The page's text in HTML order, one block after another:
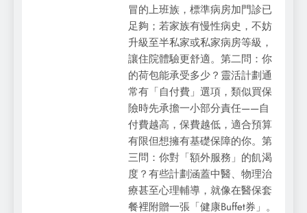
冒的上班族，標準病房加門診已
足夠；若家族有慢性病史，不妨
升級至半私家或私家病房等級，
讓住院體驗更舒適。第二問：你
的荷包能承受多少？靈活計劃通
常有「自付費」選項，類似買保
險時先承擔一小部分責任——自
付費越高，保費越低，適合預算
有限但想擁有基礎保障的你。第
三問：你對「額外服務」的飢渴
度？有些計劃涵蓋中醫、物理治
療甚至心理輔導，就像在醫保套
餐裡附贈一張「健康Buffet券」。